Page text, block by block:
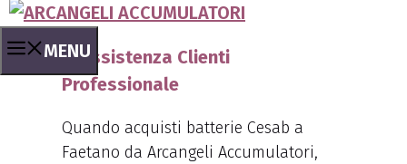
MENU
3. Assistenza Clienti
Professionale
Quando acquisti batterie Cesab a
Faetano da Arcangeli Accumulatori,